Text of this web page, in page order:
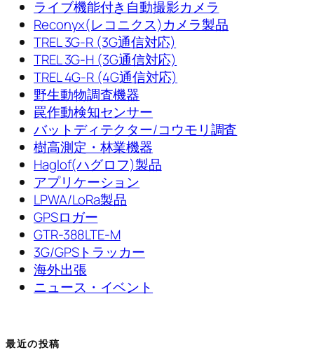
ライブ機能付き自動撮影カメラ
Reconyx(レコニクス)カメラ製品
TREL 3G-R (3G通信対応)
TREL 3G-H (3G通信対応)
TREL 4G-R (4G通信対応)
野生動物調査機器
罠作動検知センサー
バットディテクター/コウモリ調査
樹高測定・林業機器
Haglof(ハグロフ)製品
アプリケーション
LPWA/LoRa製品
GPSロガー
GTR-388LTE-M
3G/GPSトラッカー
海外出張
ニュース・イベント
最近の投稿